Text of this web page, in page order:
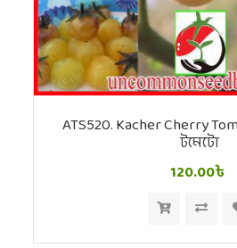
ATS520. Kacher Cherry
টমেটো
120.00৳